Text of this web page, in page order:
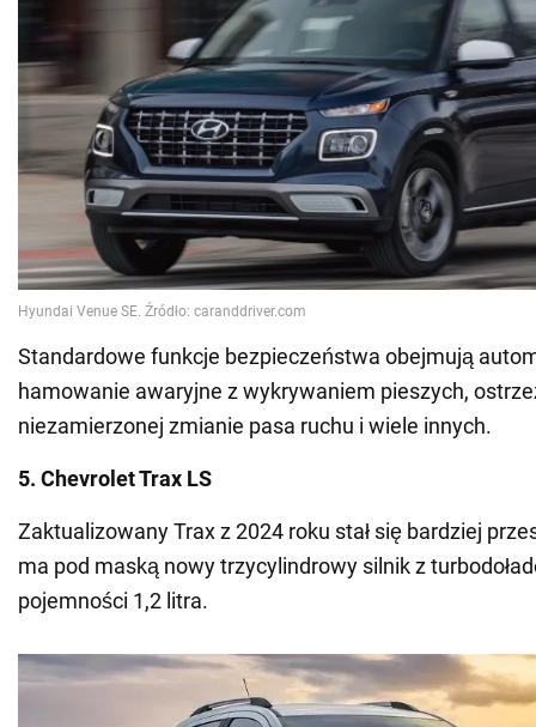
Standardowe funkcje bezpieczeństwa obejmują
hamowanie awaryjne z wykrywaniem pieszych,
niezamierzonej zmianie pasa ruchu i wiele innych.
5. Chevrolet Trax LS
Zaktualizowany Trax z 2024 roku stał się bardziej
ma pod maską nowy trzycylindrowy silnik z
pojemności 1,2 litra.